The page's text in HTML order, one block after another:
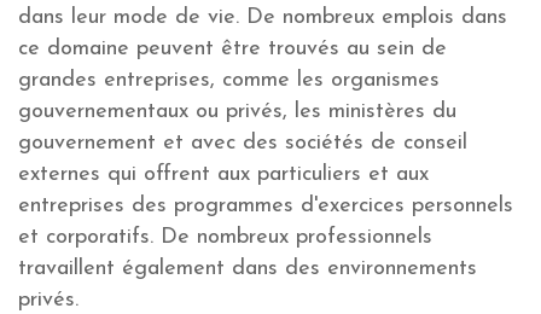
dans leur mode de vie. De nombreux emplois dans
ce domaine peuvent être trouvés au sein de
grandes entreprises, comme les organismes
gouvernementaux ou privés, les ministères du
gouvernement et avec des sociétés de conseil
externes qui offrent aux particuliers et aux
entreprises des programmes d'exercices personnels
et corporatifs. De nombreux professionnels
travaillent également dans des environnements
privés.